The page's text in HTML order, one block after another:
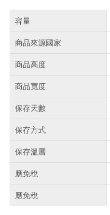
容量
商品來源國家
商品高度
商品寬度
保存天數
保存方式
保存溫層
應免稅
應免稅